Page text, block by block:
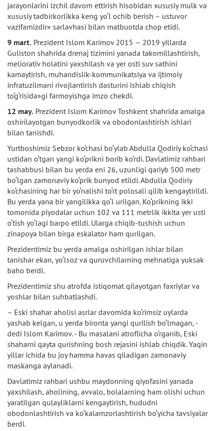
jarayonlarini izchil davom ettirish hisobidan xususiy mulk va
xususiy tadbirkorlikka keng yo‘l ochib berish – ustuvor
vazifamizdir» sarlavhasi bilan matbuotda chop etidi.
9 mart. Prezident Islom Karimov 2015 — 2019 yillarda
Guliston shahrida drenaj tizimini yanada takomillashtirish,
meliorativ holatini yaxshilash va yer osti suv sathini
kamaytirish, muhandislik-kommunikatsiya va ijtimoiy
infratuzilmani rivojlantirish dasturini ishlab chiqish
to‘g‘risida»gi farmoyishga imzo chekdi.
12 may. Prezident Islom Karimov Toshkent shahrida amalga
oshirilayotgan bunyodkorlik va obodonlashtirish ishlari
bilan tanishdi.
Yurtboshimiz Sebzor ko‘chasi bo‘ylab Abdulla Qodiriy ko‘chasi
ustidan o‘tgan yangi ko‘prikni borib ko‘rdi. Davlatimiz rahbari
tashabbusi bilan bu yerda eni 26, uzunligi qariyb 500 metr
bo‘lgan zamonaviy ko‘prik bunyod etildi. Abdulla Qodiriy
ko‘chasining har bir yo‘nalishi to‘rt polosali qilib kengaytirildi.
Bu yerda yana bir yangilikka qo‘l urilgan. Ko‘prikning ikki
tomonida piyodalar uchun 102 va 111 metrlik ikkita yer usti
o‘tish yo‘lagi barpo etildi. Ularga chiqib-tushish uchun
zinapoya bilan birga eskalator ham qurilgan.
Prezidentimiz bu yerda amalga oshirilgan ishlar bilan
tanishar ekan, yo‘lsoz va quruvchilarning mehnatiga yuksak
baho berdi.
Prezidentimiz shu atrofda istiqomat qilayotgan faxriylar va
yoshlar bilan suhbatlashdi.
– Eski shahar aholisi asrlar davomida ko‘rimsiz uylarda
yashab kelgan, u yerda bironta yangi qurilish bo‘lmagan, -
dedi Islom Karimov. - Bu masalani atroflicha o‘rganib, Eski
shaharni qayta qurishning bosh rejasini ishlab chiqdik. Yaqin
yillar ichida bu joy hamma havas qiladigan zamonaviy
maskanga aylanadi.
Davlatimiz rahbari ushbu maydonning qiyofasini yanada
yaxshilash, aholining, avvalo, bolalarning ham olishi uchun
yaratilgan qulayliklarni kengaytirish, hududni
obodonlashtirish va ko‘kalamzorlashtirish bo‘yicha tavsiyalar
berdi.